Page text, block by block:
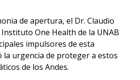
de apertura, el Dr. Claudio
One Health de la UNAB
impulsores de esta
la urgencia de proteger a estos
de los Andes.